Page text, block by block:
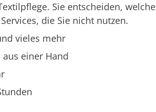
Sie entscheiden, welche
die Sie nicht nutzen.
vieles mehr
einer Hand